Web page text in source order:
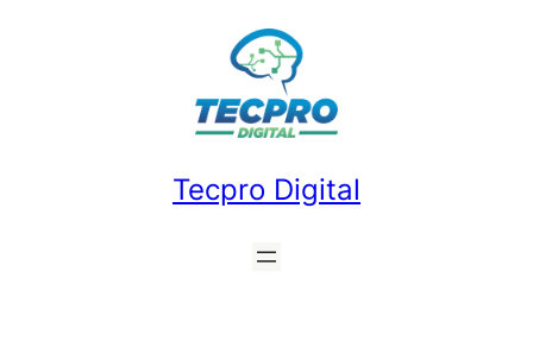
Tecpro Digital